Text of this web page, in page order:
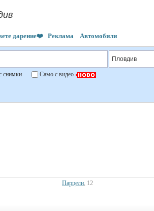
дарение❤️ Реклама Автомобили
снимки Само с видео
Парцели, 12